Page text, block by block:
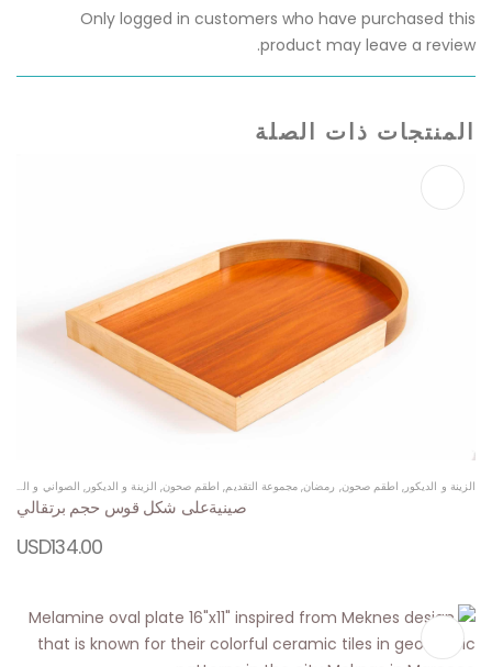
Only logged in customers who have purchased this
product may leave a review.
المنتجات ذات الصلة
الزينة و الديكور , اطقم صحون, رمضان, مجموعة التقديم, اطقم صحون, الزينة و الديكور, الصواني و الزبديات
صينيةعلى شكل قوس حجم برتقالي
USD134.00